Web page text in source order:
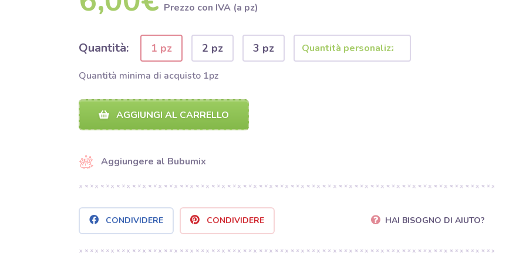
Prezzo con IVA (a pz)
Quantità: 1 pz 2 pz 3 pz
Quantità minima di acquisto 1pz
AGGIUNGI AL CARRELLO
Aggiungere al Bubumix
CONDIVIDERE CONDIVIDERE HAI BISOGNO DI AIUTO?